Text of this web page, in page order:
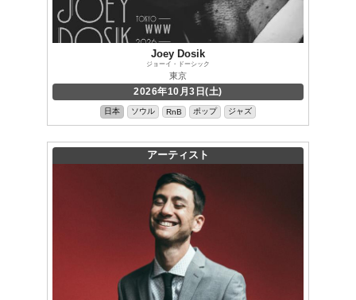
Joey Dosik
ジョーイ・ドーシック
東京
2026年10月3日(土)
日本 ソウル RnB ポップ ジャズ
アーティスト